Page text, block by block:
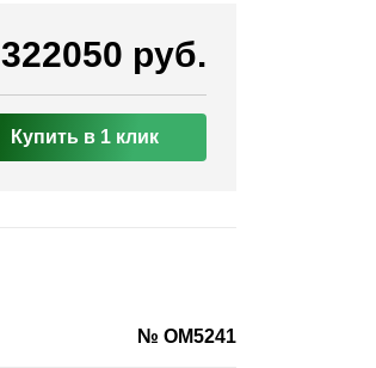
322050 руб.
Купить в 1 клик
№ OM5241